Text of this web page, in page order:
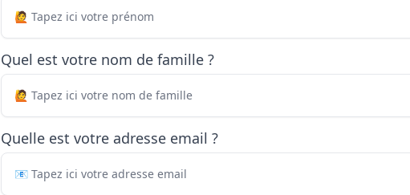
Quel est votre nom de famille ?
Quelle est votre adresse email ?